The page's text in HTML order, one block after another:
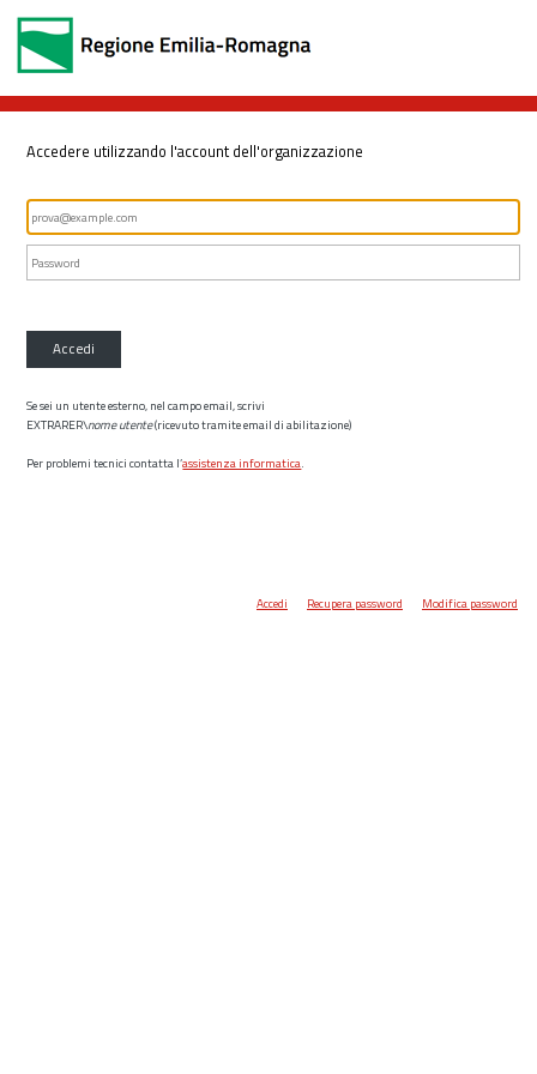
Accedere utilizzando l'account dell'organizzazione
Accedi
Se sei un utente esterno, nel campo email, scrivi
EXTRARER\nome utente(ricevuto tramite email di abilitazione)
Per problemi tecnici contatta l’assistenza informatica.
Accedi Recupera password Modifica password